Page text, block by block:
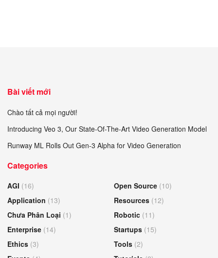
Bài viết mới
Chào tất cả mọi người!
Introducing Veo 3, Our State-Of-The-Art Video Generation Model
Runway ML Rolls Out Gen-3 Alpha for Video Generation
Categories
AGI (16)
Application (13)
Chưa Phân Loại (1)
Enterprise (14)
Ethics (3)
Open Source (10)
Resources (12)
Robotic (11)
Startups (15)
Tools (2)